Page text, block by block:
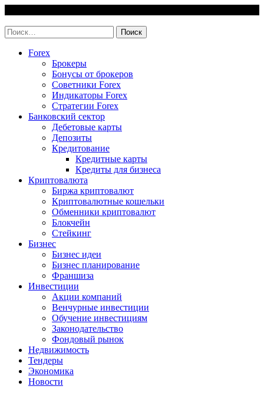
content
Найти:
Forex
Брокеры
Бонусы от брокеров
Советники Forex
Индикаторы Forex
Стратегии Forex
Банковский сектор
Дебетовые карты
Депозиты
Кредитование
Кредитные карты
Кредиты для бизнеса
Криптовалюта
Биржа криптовалют
Криптовалютные кошельки
Обменники криптовалют
Блокчейн
Стейкинг
Бизнес
Бизнес идеи
Бизнес планирование
Франшиза
Инвестиции
Акции компаний
Венчурные инвестиции
Обучение инвестициям
Законодательство
Фондовый рынок
Недвижимость
Тендеры
Экономика
Новости